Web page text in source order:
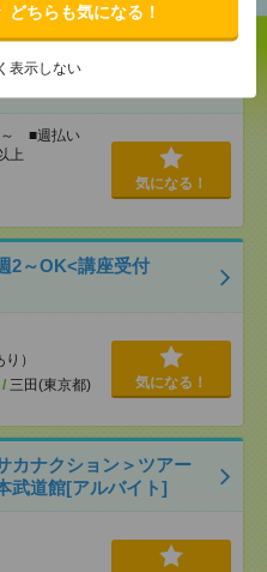
どちらも気になる！
表示しない
ちゃんのお散歩付き添
～ ■週払い
上
気になる！
2～OK<講座受付
）
/ 三田(東京都)
気になる！
カナクション＞ツアー
武道館[アルバイト]